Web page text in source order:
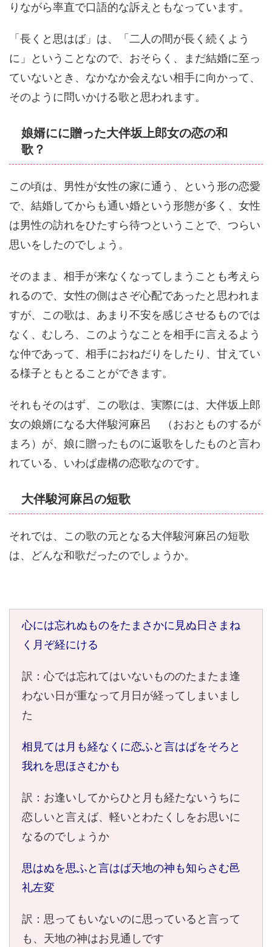
りながら率直で口語的な訴えともなっています。
「長くと思はば」は、「二人の間が長く続くよう
に」ということなので、おそらく、まだ結婚に至っ
ていないとき、なかなか会えない相手に向かって、
そのように問いかける歌と思われます。
娘婿にに贈った大伴坂上郎女の恋の和
歌？
この頃は、男性が女性の家に通う、という形の恋愛
で、結婚してからも通い婚という形態が多く、女性
は男性の訪れをひたすら待つということで、つらい
思いをしたのでしょう。
そのまま、相手が来なくなってしまうことも考えら
れるので、女性の側はさぞ心配であったと思われま
すが、この歌は、あまり不安を感じさせるものでは
なく、むしろ、このようなことを相手に言えるよう
な仲であって、相手におねだりをしたり、甘えてい
る様子ともとることができます。
それもそのはず、この歌は、実際には、大伴坂上郎
女の娘婿になる大伴駿河麻呂 （おおとものするが
まろ）が、娘に贈ったものに返歌をしたものと言わ
れている、いわば虚構の恋歌なのです。
大伴駿河麻呂の短歌
それでは、この歌の元となる大伴駿河麻呂の短歌
は、どんな和歌だったのでしょうか。
心には忘れぬものをたまさかに見ぬ日さまね
く月ぞ経にける
訳：心では忘れてはいないもののたまたま逢
わない日が重なって月日が経ってしまいまし
た
相見ては月も経なくに恋ふと言はばをそろと
我れを思ほさむかも
訳：お逢いしてからひと月も経たないうちに
恋しいと言えば、軽いとわたくしをお思いに
なるのでしょうか
思はぬを思ふと言はば天地の神も知らさむ邑
礼左変
訳：思ってもいないのに思っていると言って
も、天地の神はお見通しです